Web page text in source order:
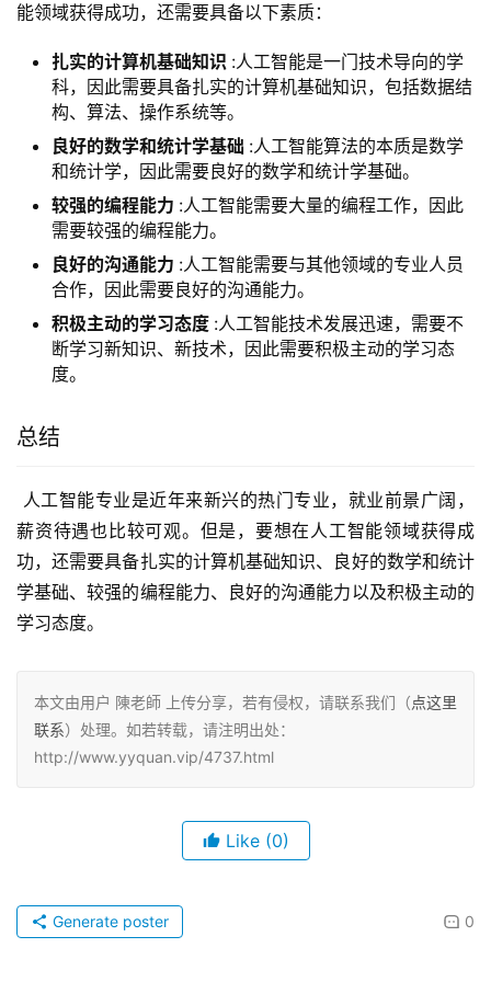
能领域获得成功，还需要具备以下素质：
扎实的计算机基础知识 :人工智能是一门技术导向的学
科，因此需要具备扎实的计算机基础知识，包括数据结
构、算法、操作系统等。
良好的数学和统计学基础 :人工智能算法的本质是数学
和统计学，因此需要良好的数学和统计学基础。
较强的编程能力 :人工智能需要大量的编程工作，因此
需要较强的编程能力。
良好的沟通能力 :人工智能需要与其他领域的专业人员
合作，因此需要良好的沟通能力。
积极主动的学习态度 :人工智能技术发展迅速，需要不
断学习新知识、新技术，因此需要积极主动的学习态
度。
总结
薪资待遇也比较可观。但是，要想在人工智能领域获得成
功，还需要具备扎实的计算机基础知识、良好的数学和统计
学基础、较强的编程能力、良好的沟通能力以及积极主动的
学习态度。
本文由用户 陳老師 上传分享，若有侵权，请联系我们（点这里
联系）处理。如若转载，请注明出处：
http://www.yyquan.vip/4737.html
Like (0)
0
Generate poster